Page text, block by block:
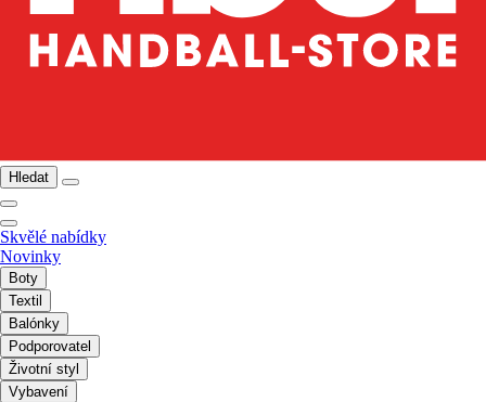
Hledat
Skvělé nabídky
Novinky
Boty
Textil
Balónky
Podporovatel
Životní styl
Vybavení